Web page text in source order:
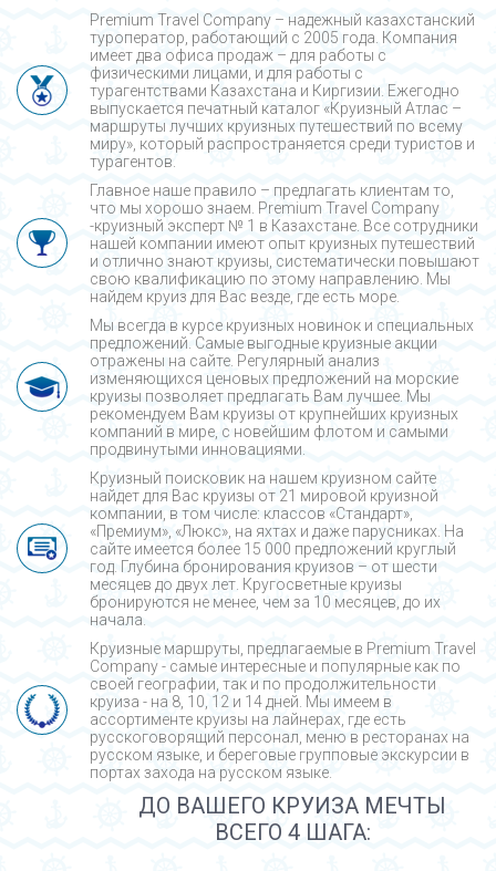
Premium Travel Company – надежный казахстанский
туроператор, работающий с 2005 года. Компания
имеет два офиса продаж – для работы с
физическими лицами, и для работы с
турагентствами Казахстана и Киргизии. Ежегодно
выпускается печатный каталог «Круизный Атлас –
маршруты лучших круизных путешествий по всему
миру», который распространяется среди туристов и
турагентов.
Главное наше правило – предлагать клиентам то,
что мы хорошо знаем. Premium Travel Company
-круизный эксперт № 1 в Казахстане. Все сотрудники
нашей компании имеют опыт круизных путешествий
и отлично знают круизы, систематически повышают
свою квалификацию по этому направлению. Мы
найдем круиз для Вас везде, где есть море.
Мы всегда в курсе круизных новинок и специальных
предложений. Самые выгодные круизные акции
отражены на сайте. Регулярный анализ
изменяющихся ценовых предложений на морские
круизы позволяет предлагать Вам лучшее. Мы
рекомендуем Вам круизы от крупнейших круизных
компаний в мире, с новейшим флотом и самыми
продвинутыми инновациями.
Круизный поисковик на нашем круизном сайте
найдет для Вас круизы от 21 мировой круизной
компании, в том числе: классов «Стандарт»,
«Премиум», «Люкс», на яхтах и даже парусниках. На
сайте имеется более 15 000 предложений круглый
год. Глубина бронирования круизов – от шести
месяцев до двух лет. Кругосветные круизы
бронируются не менее, чем за 10 месяцев, до их
начала.
Круизные маршруты, предлагаемые в Premium Travel
Company - cамые интересные и популярные как по
своей географии, так и по продолжительности
круиза - на 8, 10, 12 и 14 дней. Мы имеем в
ассортименте круизы на лайнерах, где есть
русскоговорящий персонал, меню в ресторанах на
русском языке, и береговые групповые экскурсии в
портах захода на русском языке.
ДО ВАШЕГО КРУИЗА МЕЧТЫ
ВСЕГО 4 ШАГА: